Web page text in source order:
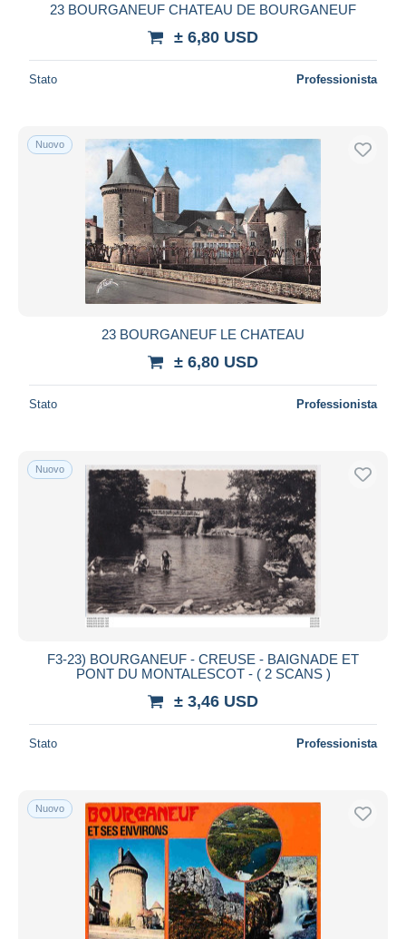
23 BOURGANEUF CHATEAU DE BOURGANEUF
± 6,80 USD
Stato Professionista
Nuovo
23 BOURGANEUF LE CHATEAU
± 6,80 USD
Stato Professionista
Nuovo
F3-23) BOURGANEUF - CREUSE - BAIGNADE ET
PONT DU MONTALESCOT - ( 2 SCANS )
± 3,46 USD
Stato Professionista
Nuovo